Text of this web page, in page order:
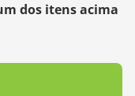
dos itens acima